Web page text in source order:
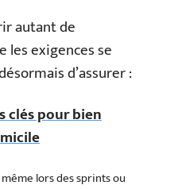
autant de
les exigences se
d’assurer :
clés pour bien
lors des sprints ou